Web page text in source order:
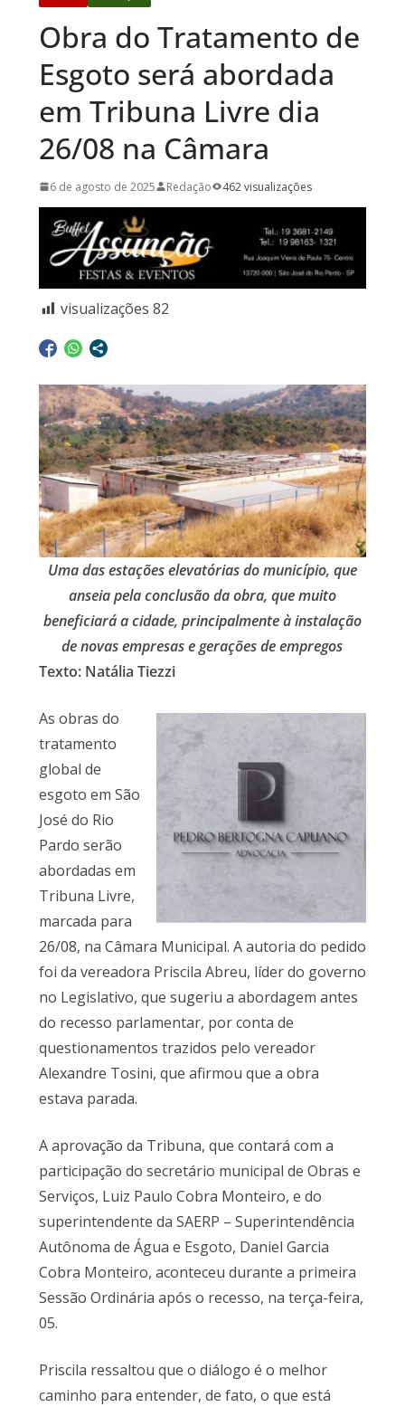
Obra do Tratamento de
Esgoto será abordada
em Tribuna Livre dia
26/08 na Câmara
6 de agosto de 2025 Redação 462 visualizações
visualizações 82
Uma das estações elevatórias do município, que
anseia pela conclusão da obra, que muito
beneficiará a cidade, principalmente à instalação
de novas empresas e gerações de empregos
Texto: Natália Tiezzi
As obras do
tratamento
global de
esgoto em São
José do Rio
Pardo serão
abordadas em
Tribuna Livre,
marcada para
26/08, na Câmara Municipal. A autoria do pedido
foi da vereadora Priscila Abreu, líder do governo
no Legislativo, que sugeriu a abordagem antes
do recesso parlamentar, por conta de
questionamentos trazidos pelo vereador
Alexandre Tosini, que afirmou que a obra
estava parada.
A aprovação da Tribuna, que contará com a
participação do secretário municipal de Obras e
Serviços, Luiz Paulo Cobra Monteiro, e do
superintendente da SAERP – Superintendência
Autônoma de Água e Esgoto, Daniel Garcia
Cobra Monteiro, aconteceu durante a primeira
Sessão Ordinária após o recesso, na terça-feira,
05.
Priscila ressaltou que o diálogo é o melhor
caminho para entender, de fato, o que está